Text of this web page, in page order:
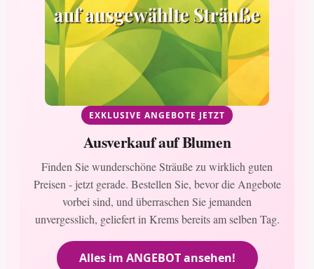
EXKLUSIVE ANGEBOTE JETZT
Ausverkauf auf Blumen
Finden Sie wunderschöne Sträuße zu wirklich guten
Preisen - jetzt gerade. Bestellen Sie, bevor die Angebote
vorbei sind, und überraschen Sie jemanden
unvergesslich, geliefert in Krems bereits am selben Tag.
Alles im ANGEBOT ansehen!